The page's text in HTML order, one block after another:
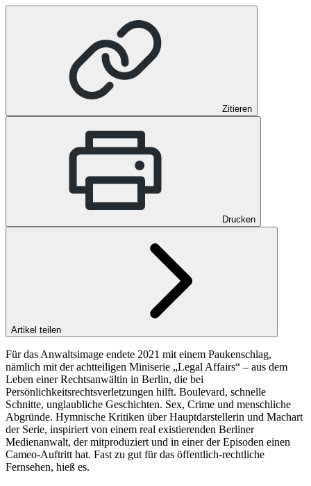
Zitieren
Drucken
Artikel teilen
Für das Anwaltsimage endete 2021 mit einem Paukenschlag,
nämlich mit der achtteiligen Miniserie „Legal Affairs“ – aus dem
Leben einer Rechtsanwältin in Berlin, die bei
Persönlichkeitsrechtsverletzungen hilft. Boulevard, schnelle
Schnitte, unglaubliche Geschichten. Sex, Crime und menschliche
Abgründe. Hymnische Kritiken über Hauptdarstellerin und Machart
der Serie, inspiriert von einem real existierenden Berliner
Medienanwalt, der mitproduziert und in einer der Episoden einen
Cameo-Auftritt hat. Fast zu gut für das öffentlich-rechtliche
Fernsehen, hieß es.